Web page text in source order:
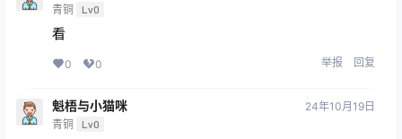
青铜 Lv0
看
0 0 举报 回复
魁梧与小猫咪
青铜 Lv0
24年10月19日